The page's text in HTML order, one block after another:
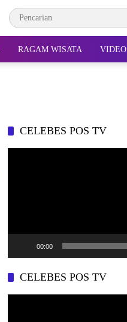
RAGAM WISATA VIDEO
CELEBES POS TV
00:00
CELEBES POS TV